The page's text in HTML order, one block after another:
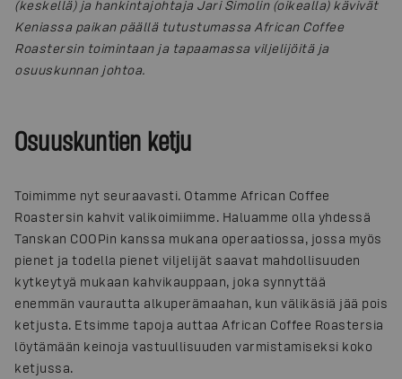
(keskellä) ja hankintajohtaja Jari Simolin (oikealla) kävivät
Keniassa paikan päällä tutustumassa African Coffee
Roastersin toimintaan ja tapaamassa viljelijöitä ja
osuuskunnan johtoa.
Osuuskuntien ketju
Toimimme nyt seuraavasti. Otamme African Coffee
Roastersin kahvit valikoimiimme. Haluamme olla yhdessä
Tanskan COOPin kanssa mukana operaatiossa, jossa myös
pienet ja todella pienet viljelijät saavat mahdollisuuden
kytkeytyä mukaan kahvikauppaan, joka synnyttää
enemmän vaurautta alkuperämaahan, kun välikäsiä jää pois
ketjusta. Etsimme tapoja auttaa African Coffee Roastersia
löytämään keinoja vastuullisuuden varmistamiseksi koko
ketjussa.